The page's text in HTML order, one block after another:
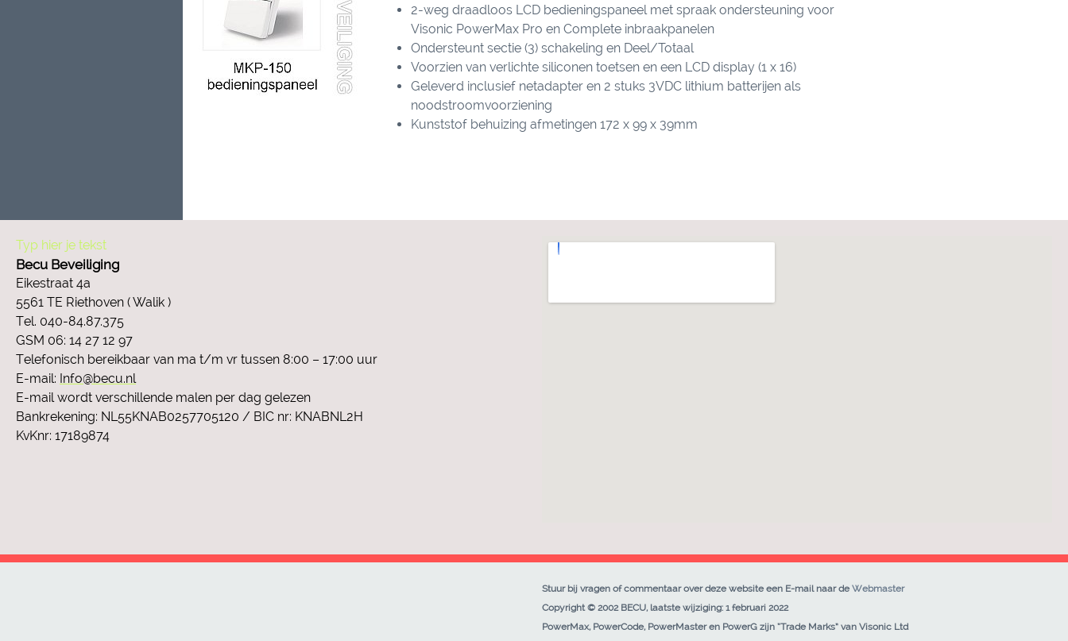
2-weg draadloos LCD bedieningspaneel met spraak ondersteuning voor
Visonic PowerMax Pro en Complete inbraakpanelen
Ondersteunt sectie (3) schakeling en Deel/Totaal
Voorzien van verlichte siliconen toetsen en een LCD display (1 x 16)
Geleverd inclusief netadapter en 2 stuks 3VDC lithium batterijen als
noodstroomvoorziening
Kunststof behuizing afmetingen 172 x 99 x 39mm
Typ hier je tekst
Becu Beveiliging
Eikestraat 4a
5561 TE Riethoven ( Walik )
Tel. 040-84.87.375
GSM 06: 14 27 12 97
Telefonisch bereikbaar van ma t/m vr tussen 8:00 – 17:00 uur
E-mail: Info@becu.nl
E-mail wordt verschillende malen per dag gelezen
Bankrekening: NL55KNAB0257705120 / BIC nr: KNABNL2H
KvKnr: 17189874
Stuur bij vragen of commentaar over deze website een E-mail naar de Webmaster
Copyright © 2002 BECU, laatste wijziging: 1 februari 2022
PowerMax, PowerCode, PowerMaster en PowerG zijn “Trade Marks” van Visonic Ltd